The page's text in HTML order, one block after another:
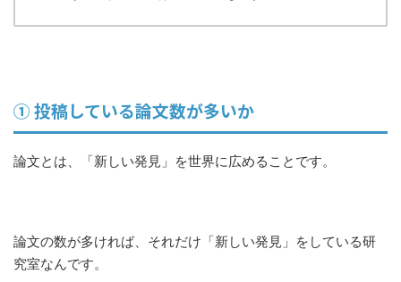
① 投稿している論文数が多いか
論文とは、「新しい発見」を世界に広めることです。
論文の数が多ければ、それだけ「新しい発見」をしている研
究室なんです。